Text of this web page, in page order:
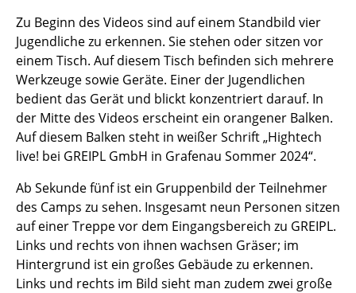
Zu Beginn des Videos sind auf einem Standbild vier
Jugendliche zu erkennen. Sie stehen oder sitzen vor
einem Tisch. Auf diesem Tisch befinden sich mehrere
Werkzeuge sowie Geräte. Einer der Jugendlichen
bedient das Gerät und blickt konzentriert darauf. In
der Mitte des Videos erscheint ein orangener Balken.
Auf diesem Balken steht in weißer Schrift „Hightech
live! bei GREIPL GmbH in Grafenau Sommer 2024“.
Ab Sekunde fünf ist ein Gruppenbild der Teilnehmer
des Camps zu sehen. Insgesamt neun Personen sitzen
auf einer Treppe vor dem Eingangsbereich zu GREIPL.
Links und rechts von ihnen wachsen Gräser; im
Hintergrund ist ein großes Gebäude zu erkennen.
Links und rechts im Bild sieht man zudem zwei große